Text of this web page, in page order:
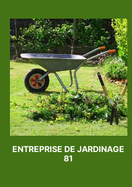
ENTREPRISE DE JARDINAGE
81